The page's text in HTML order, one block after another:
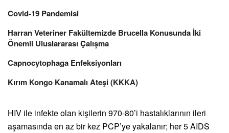
Covid-19 Pandemisi
Harran Veteriner Fakültemizde Brucella Konusunda İki
Önemli Uluslararası Çalışma
Capnocytophaga Enfeksiyonları
Kırım Kongo Kanamalı Ateşi (KKKA)
HIV ile infekte olan kişilerin 970-80’i hastalıklarının ileri
aşamasında en az bir kez PCP’ye yakalanır; her 5 AIDS